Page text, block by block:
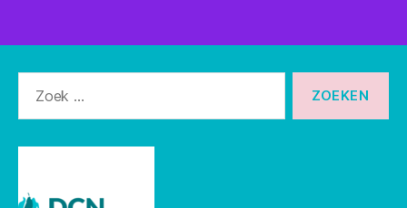
naar: